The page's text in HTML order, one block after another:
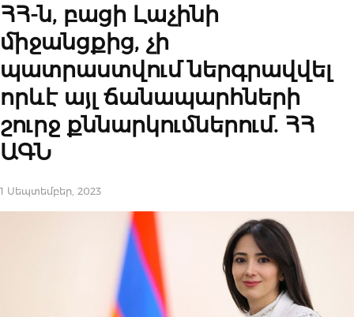
ՀՀ-ն, բացի Լաչինի
միջանցքից, չի
պատրաստվում ներգրավվել
որևէ այլ ճանապարհների
շուրջ քննարկումներում. ՀՀ
ԱԳՆ
1 Սեպտեմբեր, 2023